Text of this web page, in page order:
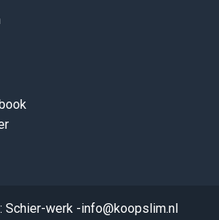
werk -info@koopslim.nl